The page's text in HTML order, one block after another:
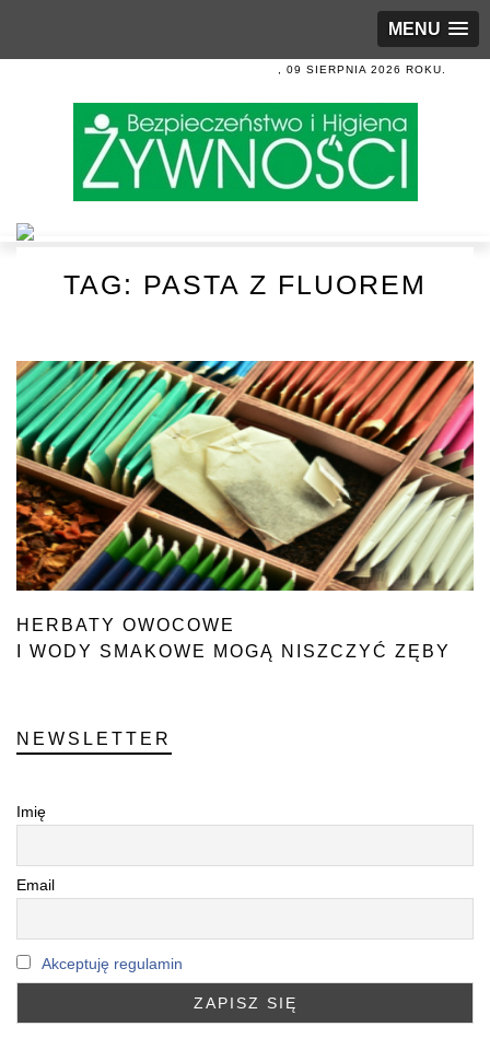
MENU
, 09 SIERPNIA 2026 ROKU.
TAG: PASTA Z FLUOREM
HERBATY OWOCOWE
I WODY SMAKOWE MOGĄ NISZCZYĆ ZĘBY
NEWSLETTER
Imię
Email
Akceptuję regulamin